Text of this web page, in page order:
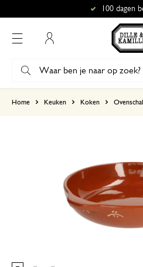
100 dagen
Home Keuken Koken